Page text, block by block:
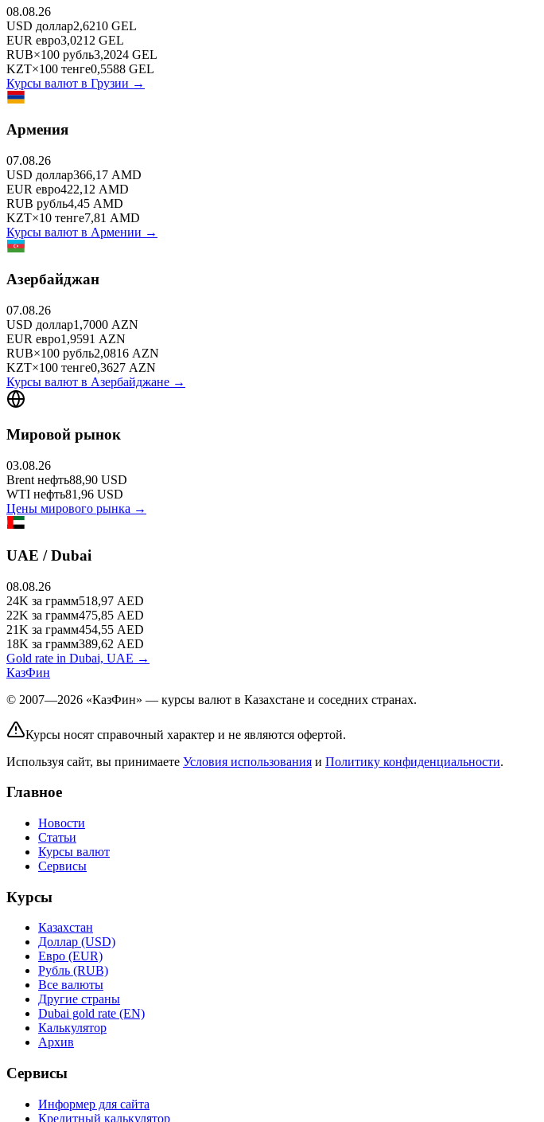
08.08.26
USD доллар2,6210 GEL
EUR евро3,0212 GEL
RUB×100 рубль3,2024 GEL
KZT×100 тенге0,5588 GEL
Курсы валют в Грузии →
Армения
07.08.26
USD доллар366,17 AMD
EUR евро422,12 AMD
RUB рубль4,45 AMD
KZT×10 тенге7,81 AMD
Курсы валют в Армении →
Азербайджан
07.08.26
USD доллар1,7000 AZN
EUR евро1,9591 AZN
RUB×100 рубль2,0816 AZN
KZT×100 тенге0,3627 AZN
Курсы валют в Азербайджане →
Мировой рынок
03.08.26
Brent нефть88,90 USD
WTI нефть81,96 USD
Цены мирового рынка →
UAE / Dubai
08.08.26
24K за грамм518,97 AED
22K за грамм475,85 AED
21K за грамм454,55 AED
18K за грамм389,62 AED
Gold rate in Dubai, UAE →
КазФин
© 2007—2026 «КазФин» — курсы валют в Казахстане и соседних странах.
Курсы носят справочный характер и не являются офертой.
Используя сайт, вы принимаете Условия использования и Политику конфиденциальности.
Главное
Новости
Статьи
Курсы валют
Сервисы
Курсы
Казахстан
Доллар (USD)
Евро (EUR)
Рубль (RUB)
Все валюты
Другие страны
Dubai gold rate (EN)
Калькулятор
Архив
Сервисы
Информер для сайта
Кредитный калькулятор